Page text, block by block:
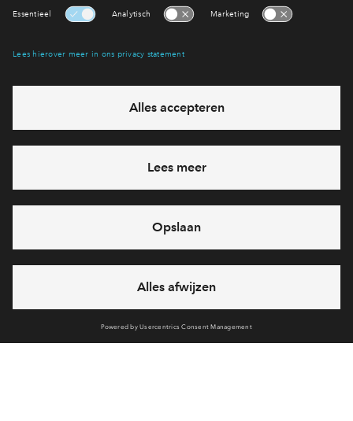
eventuele projecten
Ja, ik wil mij aanmelden
Heb je een vraag en wil je direct antwoord? Bel ons op088
712 28 55
6 dagen per week beschikbaar (behalve tijdens
feestdagen)
vandaag van 09:00 - 18:00 uur